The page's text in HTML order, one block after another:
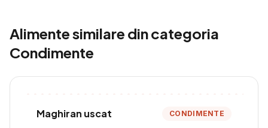
Alimente similare din categoria
Condimente
Maghiran uscat CONDIMENTE